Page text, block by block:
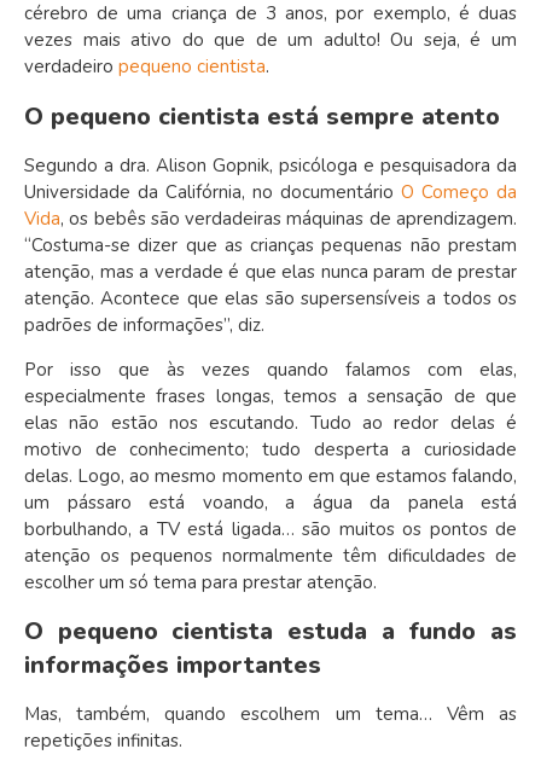
cérebro de uma criança de 3 anos, por exemplo, é duas
vezes mais ativo do que de um adulto! Ou seja, é um
verdadeiro pequeno cientista.
O pequeno cientista está sempre atento
Segundo a dra. Alison Gopnik, psicóloga e pesquisadora da
Universidade da Califórnia, no documentário O Começo da
Vida, os bebês são verdadeiras máquinas de aprendizagem.
“Costuma-se dizer que as crianças pequenas não prestam
atenção, mas a verdade é que elas nunca param de prestar
atenção. Acontece que elas são supersensíveis a todos os
padrões de informações”, diz.
Por isso que às vezes quando falamos com elas,
especialmente frases longas, temos a sensação de que
elas não estão nos escutando. Tudo ao redor delas é
motivo de conhecimento; tudo desperta a curiosidade
delas. Logo, ao mesmo momento em que estamos falando,
um pássaro está voando, a água da panela está
borbulhando, a TV está ligada… são muitos os pontos de
atenção os pequenos normalmente têm dificuldades de
escolher um só tema para prestar atenção.
O pequeno cientista estuda a fundo as
informações importantes
Mas, também, quando escolhem um tema… Vêm as
repetições infinitas.